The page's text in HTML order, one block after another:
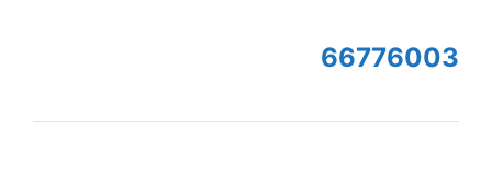
66776003